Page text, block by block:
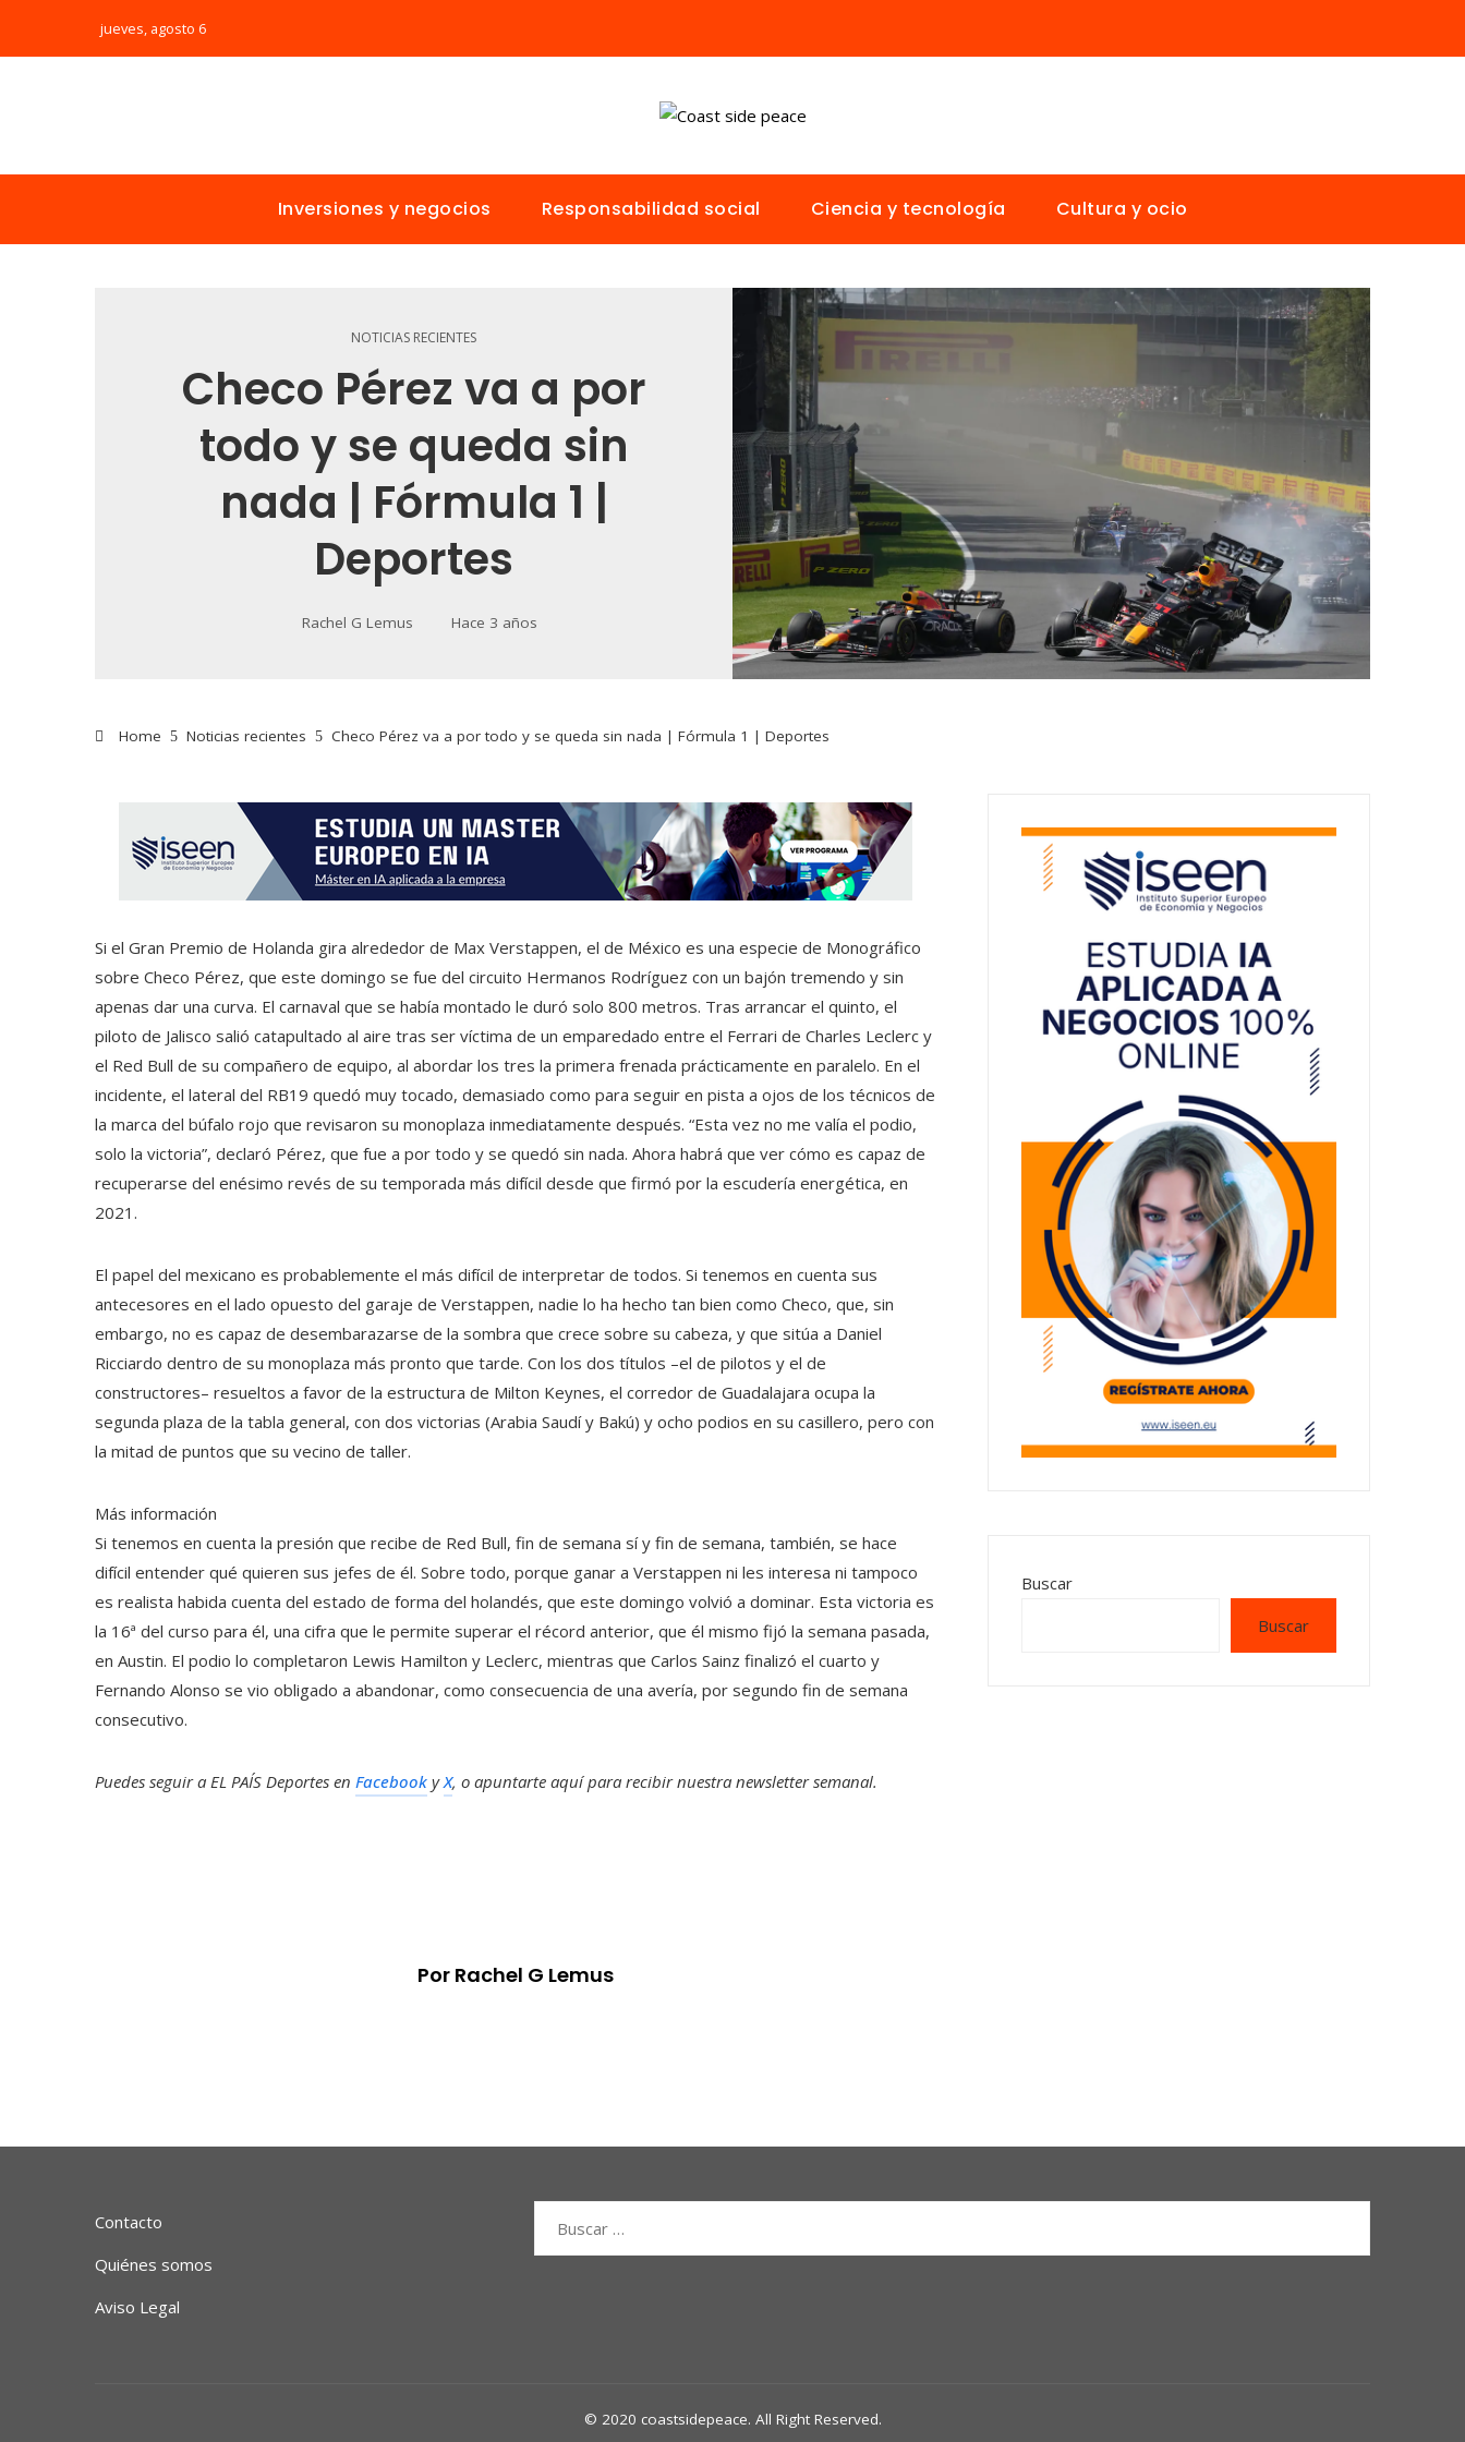
jueves, agosto 6
Inversiones y negocios Responsabilidad social Ciencia y tecnología Cultura y ocio
NOTICIAS RECIENTES
Checo Pérez va a por
todo y se queda sin
nada | Fórmula 1 |
Deportes
Rachel G Lemus Hace 3 años
Home Noticias recientes Checo Pérez va a por todo y se queda sin nada | Fórmula 1 | Deportes
Si el Gran Premio de Holanda gira alrededor de Max Verstappen, el de México es una especie de Monográfico
sobre Checo Pérez, que este domingo se fue del circuito Hermanos Rodríguez con un bajón tremendo y sin
apenas dar una curva. El carnaval que se había montado le duró solo 800 metros. Tras arrancar el quinto, el
piloto de Jalisco salió catapultado al aire tras ser víctima de un emparedado entre el Ferrari de Charles Leclerc y
el Red Bull de su compañero de equipo, al abordar los tres la primera frenada prácticamente en paralelo. En el
incidente, el lateral del RB19 quedó muy tocado, demasiado como para seguir en pista a ojos de los técnicos de
la marca del búfalo rojo que revisaron su monoplaza inmediatamente después. “Esta vez no me valía el podio,
solo la victoria”, declaró Pérez, que fue a por todo y se quedó sin nada. Ahora habrá que ver cómo es capaz de
recuperarse del enésimo revés de su temporada más difícil desde que firmó por la escudería energética, en
2021.
El papel del mexicano es probablemente el más difícil de interpretar de todos. Si tenemos en cuenta sus
antecesores en el lado opuesto del garaje de Verstappen, nadie lo ha hecho tan bien como Checo, que, sin
embargo, no es capaz de desembarazarse de la sombra que crece sobre su cabeza, y que sitúa a Daniel
Ricciardo dentro de su monoplaza más pronto que tarde. Con los dos títulos –el de pilotos y el de
constructores– resueltos a favor de la estructura de Milton Keynes, el corredor de Guadalajara ocupa la
segunda plaza de la tabla general, con dos victorias (Arabia Saudí y Bakú) y ocho podios en su casillero, pero con
la mitad de puntos que su vecino de taller.
Más información
Si tenemos en cuenta la presión que recibe de Red Bull, fin de semana sí y fin de semana, también, se hace
difícil entender qué quieren sus jefes de él. Sobre todo, porque ganar a Verstappen ni les interesa ni tampoco
es realista habida cuenta del estado de forma del holandés, que este domingo volvió a dominar. Esta victoria es
la 16ª del curso para él, una cifra que le permite superar el récord anterior, que él mismo fijó la semana pasada,
en Austin. El podio lo completaron Lewis Hamilton y Leclerc, mientras que Carlos Sainz finalizó el cuarto y
Fernando Alonso se vio obligado a abandonar, como consecuencia de una avería, por segundo fin de semana
consecutivo.
Puedes seguir a EL PAÍS Deportes en Facebook yX, o apuntarte aquí para recibirnuestra newsletter semanal.
Por Rachel G Lemus
Buscar
Buscar
Contacto
Quiénes somos
Aviso Legal
© 2020 coastsidepeace. All Right Reserved.